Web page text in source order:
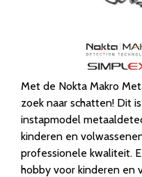
Met de Nokta Makro
zoek naar schatten! Dit
instapmodel
kinderen en
professionele kwaliteit.
hobby voor kinderen en